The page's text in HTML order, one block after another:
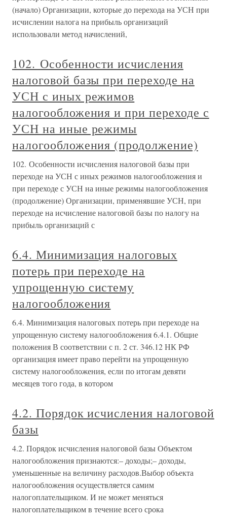
(начало) Организации, которые до перехода на УСН при
исчислении налога на прибыль организаций
использовали метод начислений,
102. Особенности исчисления
налоговой базы при переходе на
УСН с иных режимов
налогообложения и при переходе с
УСН на иные режимы
налогообложения (продолжение)
102. Особенности исчисления налоговой базы при
переходе на УСН с иных режимов налогообложения и
при переходе с УСН на иные режимы налогообложения
(продолжение) Организации, применявшие УСН, при
переходе на исчисление налоговой базы по налогу на
прибыль организаций с
6.4. Минимизация налоговых
потерь при переходе на
упрощенную систему
налогообложения
6.4. Минимизация налоговых потерь при переходе на
упрощенную систему налогообложения 6.4.1. Общие
положения В соответствии с п. 2 ст. 346.12 НК РФ
организация имеет право перейти на упрощенную
систему налогообложения, если по итогам девяти
месяцев того года, в котором
4.2. Порядок исчисления налоговой
базы
4.2. Порядок исчисления налоговой базы Объектом
налогообложения признаются:– доходы;– доходы,
уменьшенные на величину расходов.Выбор объекта
налогообложения осуществляется самим
налогоплательщиком. И не может меняться
налогоплательщиком в течение всего срока